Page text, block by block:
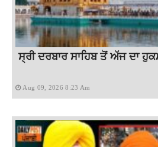
ਸ੍ਰੀ ਦਰਬਾਰ ਸਾਹਿਬ ਤੋਂ ਅੱਜ ਦਾ
Aug 09, 2026 8:23 Am